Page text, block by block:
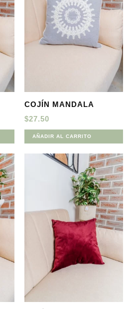
COJÍN MANDALA
$27.50
AÑADIR AL CARRITO